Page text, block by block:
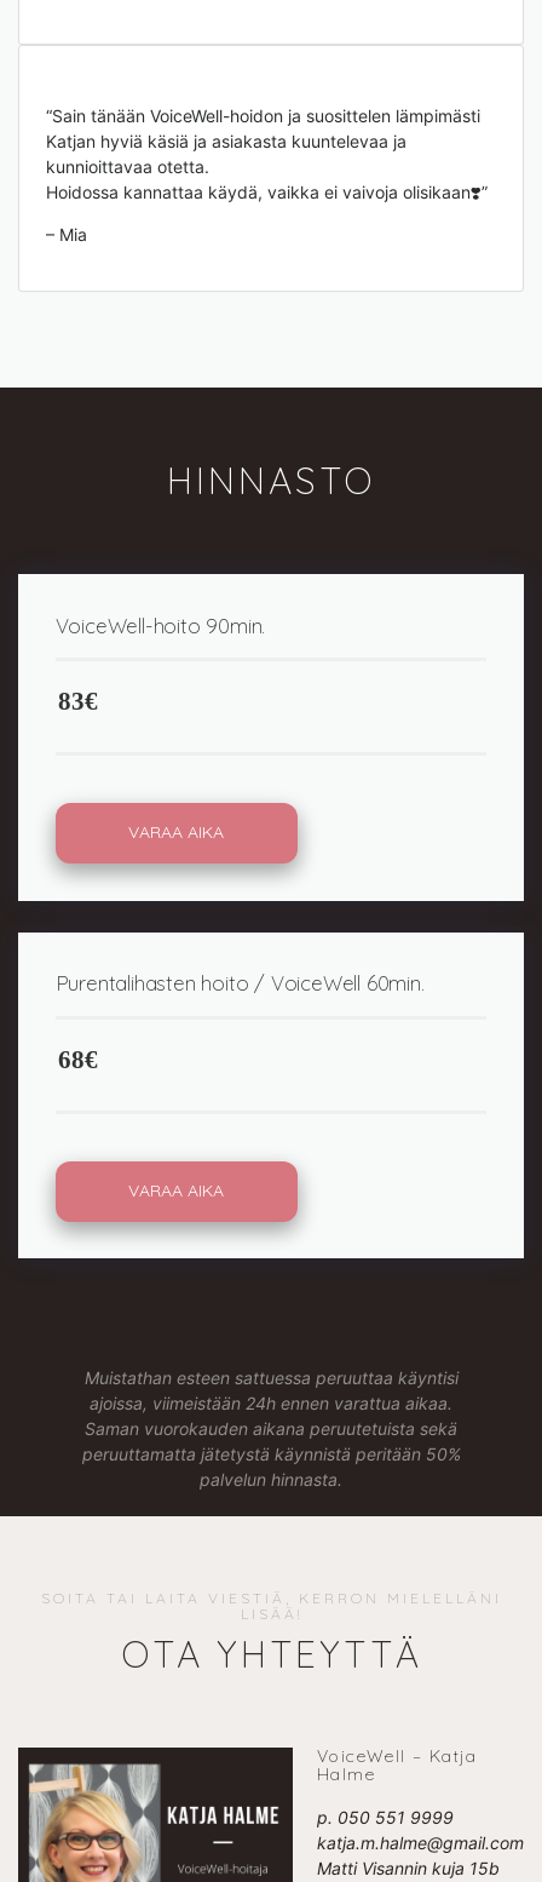
“Sain tänään VoiceWell-hoidon ja suosittelen lämpimästi
Katjan hyviä käsiä ja asiakasta kuuntelevaa ja
kunnioittavaa otetta.
Hoidossa kannattaa käydä, vaikka ei vaivoja olisikaan❣️”
– Mia
HINNASTO
VoiceWell-hoito 90min.
83€
VARAA AIKA
Purentalihasten hoito / VoiceWell 60min.
68€
VARAA AIKA
Muistathan esteen sattuessa peruuttaa käyntisi
ajoissa, viimeistään 24h ennen varattua aikaa.
Saman vuorokauden aikana peruutetuista sekä
peruuttamatta jätetystä käynnistä peritään 50%
palvelun hinnasta.
SOITA TAI LAITA VIESTIÄ, KERRON MIELELLÄNI
LISÄÄ!
OTA YHTEYTTÄ
VoiceWell – Katja
Halme
p. 050 551 9999
katja.m.halme@gmail.com
Matti Visannin kuja 15b